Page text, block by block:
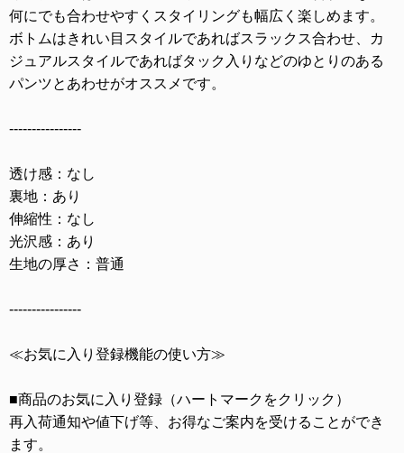
何にでも合わせやすくスタイリングも幅広く楽しめます。
ボトムはきれい目スタイルであればスラックス合わせ、カ
ジュアルスタイルであればタック入りなどのゆとりのある
パンツとあわせがオススメです。
----------------
透け感：なし
裏地：あり
伸縮性：なし
光沢感：あり
生地の厚さ：普通
----------------
≪お気に入り登録機能の使い方≫
■商品のお気に入り登録（ハートマークをクリック）
再入荷通知や値下げ等、お得なご案内を受けることができ
ます。